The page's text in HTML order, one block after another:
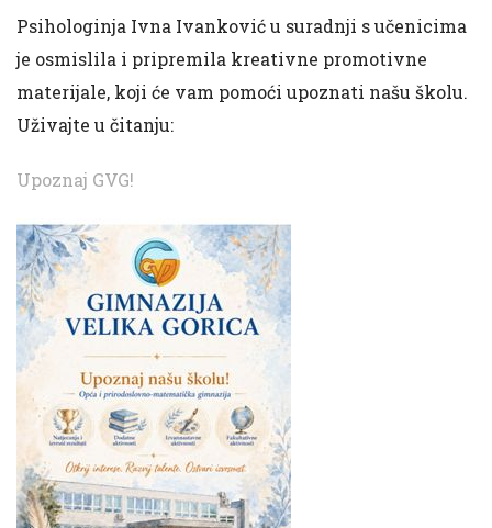
Psihologinja Ivna Ivanković u suradnji s učenicima
je osmislila i pripremila kreativne promotivne
materijale, koji će vam pomoći upoznati našu školu.
Uživajte u čitanju:
Upoznaj GVG!